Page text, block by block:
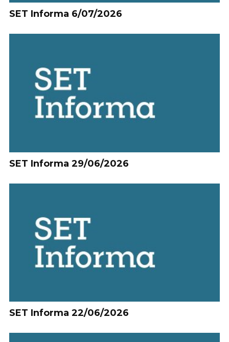
SET Informa 6/07/2026
SET Informa 29/06/2026
SET Informa 22/06/2026